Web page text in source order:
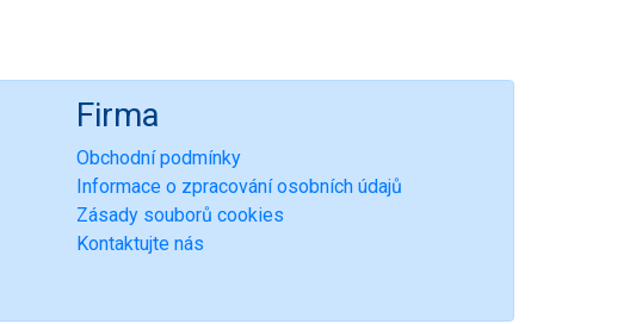
Firma
Obchodní podmínky
Informace o zpracování osobních údajů
Zásady souborů cookies
Kontaktujte nás